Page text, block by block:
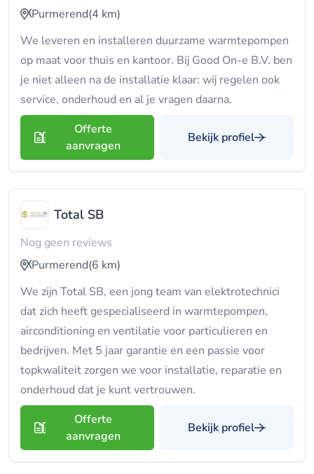
Purmerend(4 km)
We leveren en installeren duurzame warmtepompen
op maat voor thuis en kantoor. Bij Good On-e B.V. ben
je niet alleen na de installatie klaar: wij regelen ook
service, onderhoud en al je vragen daarna.
Offerte
aanvragen
Bekijk profiel
Total SB
Nog geen reviews
Purmerend(6 km)
We zijn Total SB, een jong team van elektrotechnici
dat zich heeft gespecialiseerd in warmtepompen,
airconditioning en ventilatie voor particulieren en
bedrijven. Met 5 jaar garantie en een passie voor
topkwaliteit zorgen we voor installatie, reparatie en
onderhoud dat je kunt vertrouwen.
Offerte
aanvragen
Bekijk profiel